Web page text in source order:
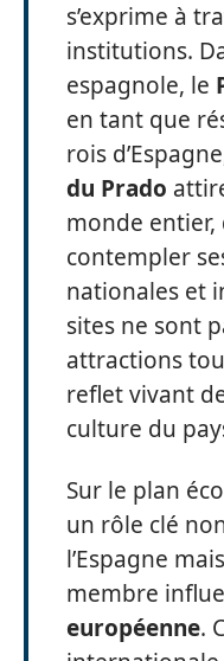
s’exprime à
institutions.
espagnole, le
en tant que
rois
du Prado
monde entier,
contempler
nationales et
sites ne sont
attractions
reflet vivant
culture du
Sur le plan
un rôle clé
l’Espagne
membre
européenne.